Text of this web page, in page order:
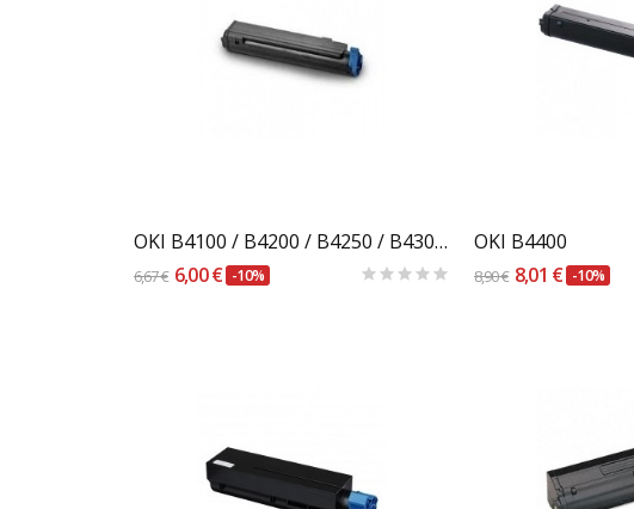
OKI B4100 / B4200 / B4250 / B4300 / B4350
6,67 € 6,00 € -10%
OKI B4400
8,90 € 8,01 € -10%